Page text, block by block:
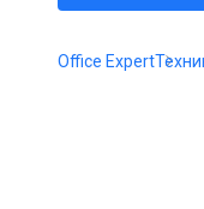
Office Expert